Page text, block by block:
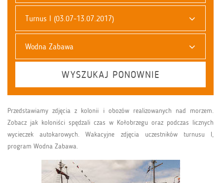
Turnus I (03.07-13.07.2017)
Wodna Zabawa
WYSZUKAJ PONOWNIE
Przedstawiamy zdjęcia z kolonii i obozów realizowanych nad morzem.
Zobacz jak koloniści spędzali czas w Kołobrzegu oraz podczas licznych
wycieczek autokarowych. Wakacyjne zdjęcia uczestników turnusu I,
program Wodna Zabawa.